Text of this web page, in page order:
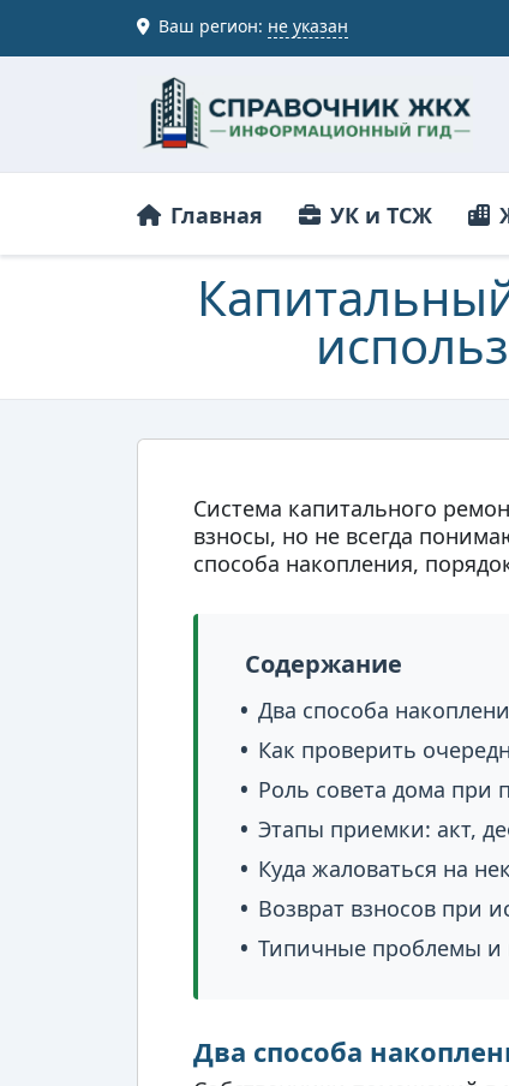
Ваш регион: не указан
Главная УК и ТСЖ
Система капитального
взносы, но не всегда
способа накопления,
Содержание
Два способа
Как проверить
Роль совета дома при
Этапы приемки: акт,
Куда жаловаться на
Возврат взносов при
Типичные проблемы и
Два способа